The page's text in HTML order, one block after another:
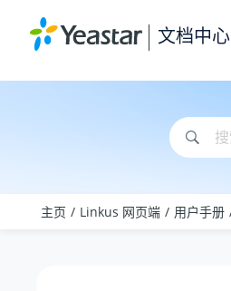
文档中心
主页 Linkus 网页端 用户手册